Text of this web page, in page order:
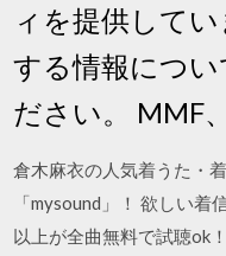
ィを提供して
する情報につい
ださい。 MMF
倉木麻衣の人気着うた・
「mysound」！ 欲しい
以上が全曲無料で試聴ok